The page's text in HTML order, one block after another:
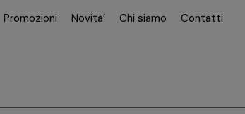
Promozioni Novita’ Chi siamo Contatti